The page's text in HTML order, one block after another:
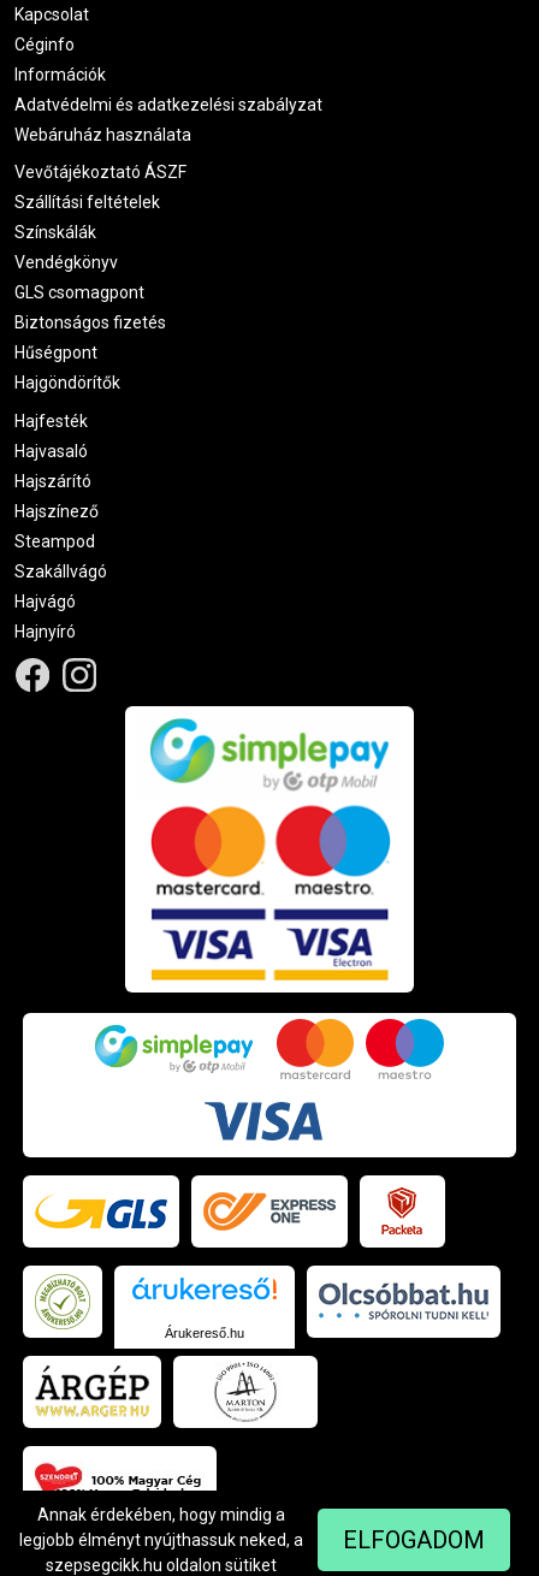
Kapcsolat
Céginfo
Információk
Adatvédelmi és adatkezelési szabályzat
Webáruház használata
Vevőtájékoztató ÁSZF
Szállítási feltételek
Színskálák
Vendégkönyv
GLS csomagpont
Biztonságos fizetés
Hűségpont
Hajgöndörítők
Hajfesték
Hajvasaló
Hajszárító
Hajszínező
Steampod
Szakállvágó
Hajvágó
Hajnyíró
Árukereső.hu
© Szendrei Kft - 1042 Budapest, Árpád út 94.
ELFOGADOM
Annak érdekében, hogy mindig a
legjobb élményt nyújthassuk neked, a
szepsegcikk.hu oldalon sütiket